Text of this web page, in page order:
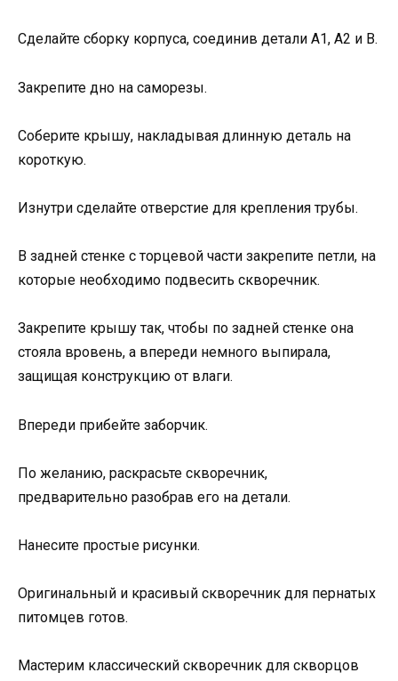
Сделайте сборку корпуса, соединив детали А1, А2 и В.
Закрепите дно на саморезы.
Соберите крышу, накладывая длинную деталь на
короткую.
Изнутри сделайте отверстие для крепления трубы.
В задней стенке с торцевой части закрепите петли, на
которые необходимо подвесить скворечник.
Закрепите крышу так, чтобы по задней стенке она
стояла вровень, а впереди немного выпирала,
защищая конструкцию от влаги.
Впереди прибейте заборчик.
По желанию, раскрасьте скворечник,
предварительно разобрав его на детали.
Нанесите простые рисунки.
Оригинальный и красивый скворечник для пернатых
питомцев готов.
Мастерим классический скворечник для скворцов